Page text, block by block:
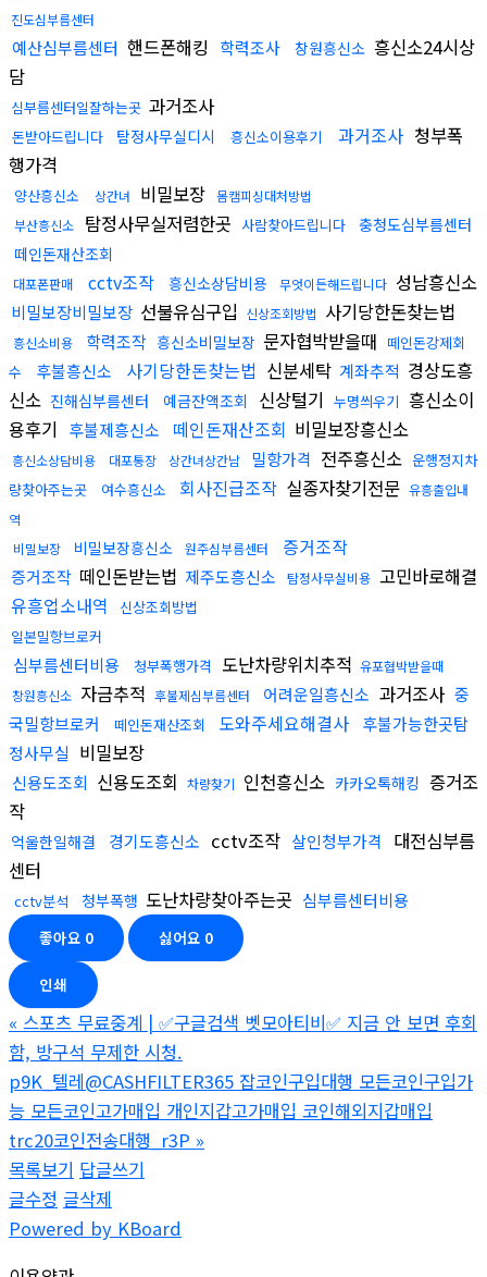
진도심부름센터
예산심부름센터 핸드폰해킹 학력조사 창원흥신소 흥신소24시상
담
심부름센터일잘하는곳 과거조사
돈받아드립니다 탐정사무실디시 흥신소이용후기 과거조사 청부폭
행가격
양산흥신소 상간녀 비밀보장 몸캠피싱대처방법
부산흥신소
탐정사무실저렴한곳 사람찾아드립니다
충청도심부름센터
떼인돈재산조회
대포폰판매 cctv조작 흥신소상담비용 무엇이든해드립니다 성남흥신소
비밀보장비밀보장 선불유심구입 신상조회방법 사기당한돈찾는법
흥신소비용 학력조작 흥신소비밀보장 문자협박받을때 떼인돈강제회
수
후불흥신소 사기당한돈찾는법 신분세탁 계좌추적 경상도흥
신소 진해심부름센터 예금잔액조회 신상털기 누명씌우기 흥신소이
용후기
후불제흥신소 떼인돈재산조회 비밀보장흥신소
흥신소상담비용 대포통장 상간녀상간남 밀항가격 전주흥신소 운행정지차
량찾아주는곳
여수흥신소 회사진급조작 실종자찾기전문 유흥출입내
역
비밀보장
비밀보장흥신소 원주심부름센터 증거조작
증거조작 떼인돈받는법 제주도흥신소 탐정사무실비용 고민바로해결
유흥업소내역
신상조회방법
일본밀항브로커
심부름센터비용 청부폭행가격 도난차량위치추적 유포협박받을때
창원흥신소 자금추적 후불제심부름센터 어려운일흥신소 과거조사 중
국밀항브로커
떼인돈재산조회 도와주세요해결사
후불가능한곳탐
정사무실 비밀보장
신용도조회 신용도조회 차량찾기 인천흥신소 카카오톡해킹 증거조
작
억울한일해결 경기도흥신소 cctv조작 살인청부가격
대전심부름
센터
cctv분석 청부폭행 도난차량찾아주는곳 심부름센터비용
좋아요 0 싫어요 0
인쇄
« 스포츠 무료중계 | ✅구글검색 벳모아티비✅ 지금 안 보면 후회
함, 방구석 무제한 시청.
p9K_텔레@CASHFILTER365 잡코인구입대행 모든코인구입가
능 모든코인고가매입 개인지갑고가매입 코인해외지갑매입
trc20코인전송대행_r3P »
목록보기 답글쓰기
글수정 글삭제
Powered by KBoard